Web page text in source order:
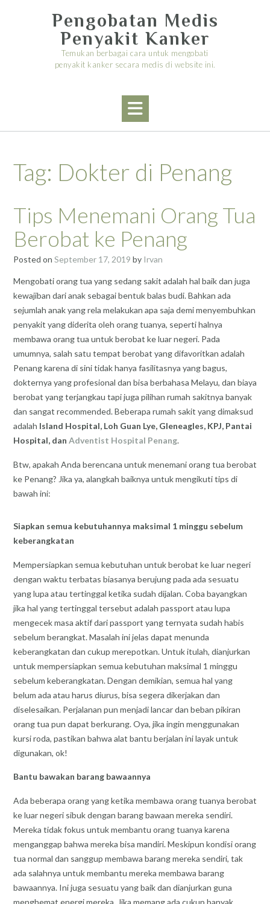
Pengobatan Medis
Penyakit Kanker
Temukan berbagai cara untuk mengobati
penyakit kanker secara medis di website ini.
Tag: Dokter di Penang
Tips Menemani Orang Tua
Berobat ke Penang
Posted on September 17, 2019 by Irvan
Mengobati orang tua yang sedang sakit adalah hal baik dan juga
kewajiban dari anak sebagai bentuk balas budi. Bahkan ada
sejumlah anak yang rela melakukan apa saja demi menyembuhkan
penyakit yang diderita oleh orang tuanya, seperti halnya
membawa orang tua untuk berobat ke luar negeri. Pada
umumnya, salah satu tempat berobat yang difavoritkan adalah
Penang karena di sini tidak hanya fasilitasnya yang bagus,
dokternya yang profesional dan bisa berbahasa Melayu, dan biaya
berobat yang terjangkau tapi juga pilihan rumah sakitnya banyak
dan sangat recommended. Beberapa rumah sakit yang dimaksud
adalah Island Hospital, Loh Guan Lye, Gleneagles, KPJ, Pantai
Hospital, dan Adventist Hospital Penang.
Btw, apakah Anda berencana untuk menemani orang tua berobat
ke Penang? Jika ya, alangkah baiknya untuk mengikuti tips di
bawah ini:
Siapkan semua kebutuhannya maksimal 1 minggu sebelum
keberangkatan
Mempersiapkan semua kebutuhan untuk berobat ke luar negeri
dengan waktu terbatas biasanya berujung pada ada sesuatu
yang lupa atau tertinggal ketika sudah dijalan. Coba bayangkan
jika hal yang tertinggal tersebut adalah passport atau lupa
mengecek masa aktif dari passport yang ternyata sudah habis
sebelum berangkat. Masalah ini jelas dapat menunda
keberangkatan dan cukup merepotkan. Untuk itulah, dianjurkan
untuk mempersiapkan semua kebutuhan maksimal 1 minggu
sebelum keberangkatan. Dengan demikian, semua hal yang
belum ada atau harus diurus, bisa segera dikerjakan dan
diselesaikan. Perjalanan pun menjadi lancar dan beban pikiran
orang tua pun dapat berkurang. Oya, jika ingin menggunakan
kursi roda, pastikan bahwa alat bantu berjalan ini layak untuk
digunakan, ok!
Bantu bawakan barang bawaannya
Ada beberapa orang yang ketika membawa orang tuanya berobat
ke luar negeri sibuk dengan barang bawaan mereka sendiri.
Mereka tidak fokus untuk membantu orang tuanya karena
menganggap bahwa mereka bisa mandiri. Meskipun kondisi orang
tua normal dan sanggup membawa barang mereka sendiri, tak
ada salahnya untuk membantu mereka membawa barang
bawaannya. Ini juga sesuatu yang baik dan dianjurkan guna
menghemat energi mereka. Jika memang ada cukup banyak